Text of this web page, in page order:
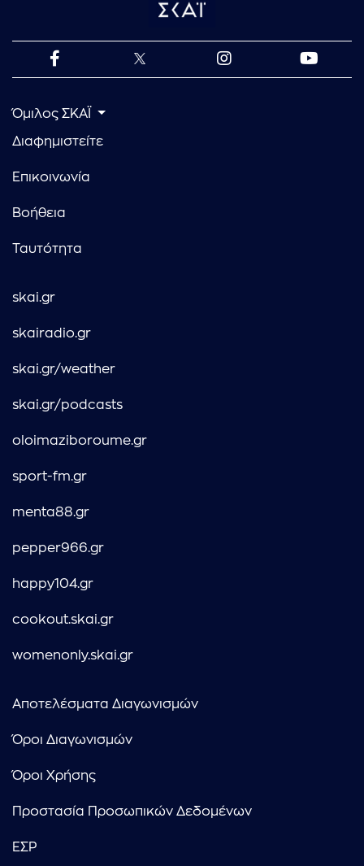
Όμιλος ΣΚΑΪ
Διαφημιστείτε
Επικοινωνία
Βοήθεια
Ταυτότητα
skai.gr
skairadio.gr
skai.gr/weather
skai.gr/podcasts
oloimaziboroume.gr
sport-fm.gr
menta88.gr
pepper966.gr
happy104.gr
cookout.skai.gr
womenonly.skai.gr
Αποτελέσματα Διαγωνισμών
Όροι Διαγωνισμών
Όροι Χρήσης
Προστασία Προσωπικών Δεδομένων
ΕΣΡ